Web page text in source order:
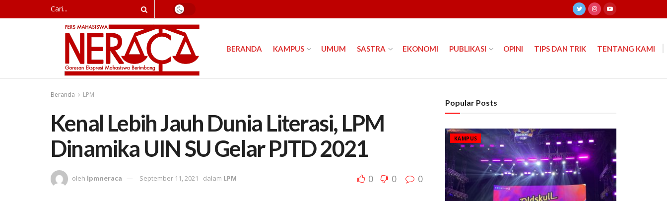
BERANDA KAMPUS UMUM SASTRA EKONOMI PUBLIKASI OPINI TIPS DAN TRIK TENTANG KAMI
Beranda LPM
Kenal Lebih Jauh Dunia Literasi, LPM
Dinamika UIN SU Gelar PJTD 2021
oleh lpmneraca September 11, 2021 dalam LPM 0 0 0
Popular Posts
KAMPUS